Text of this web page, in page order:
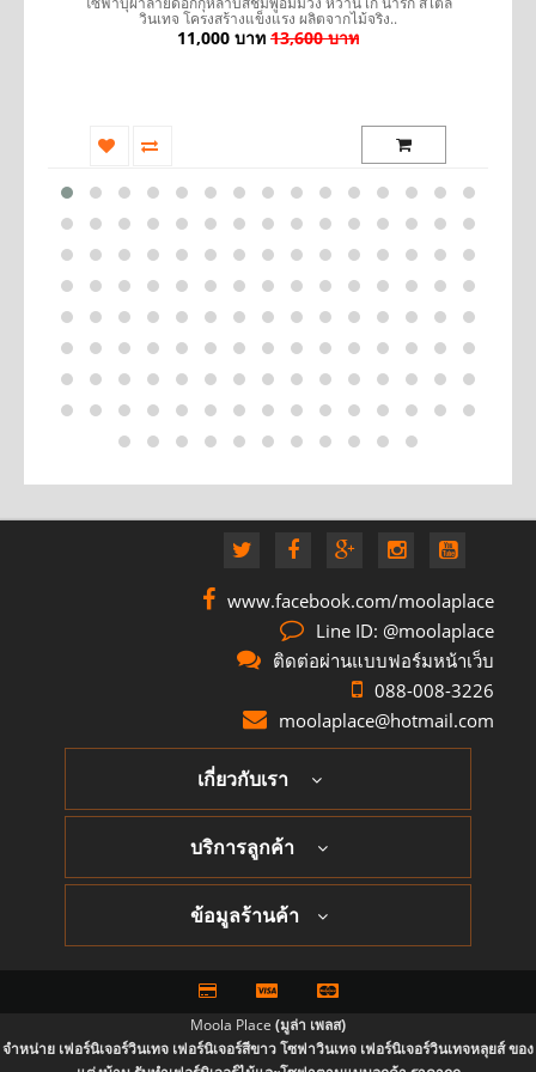
วินเทจ โครงสร้างแข็งแรง ผลิตจากไม้จริง..
11,000 บาท 13,600 บาท
www.facebook.com/moolaplace
Line ID: @moolaplace
ติดต่อผ่านแบบฟอร์มหน้าเว็บ
088-008-3226
moolaplace@hotmail.com
เกี่ยวกับเรา
บริการลูกค้า
ข้อมูลร้านค้า
Moola Place (มูล่า เพลส)
จำหน่าย เฟอร์นิเจอร์วินเทจ เฟอร์นิเจอร์สีขาว โซฟาวินเทจ เฟอร์นิเจอร์วินเทจหลุยส์ ของ